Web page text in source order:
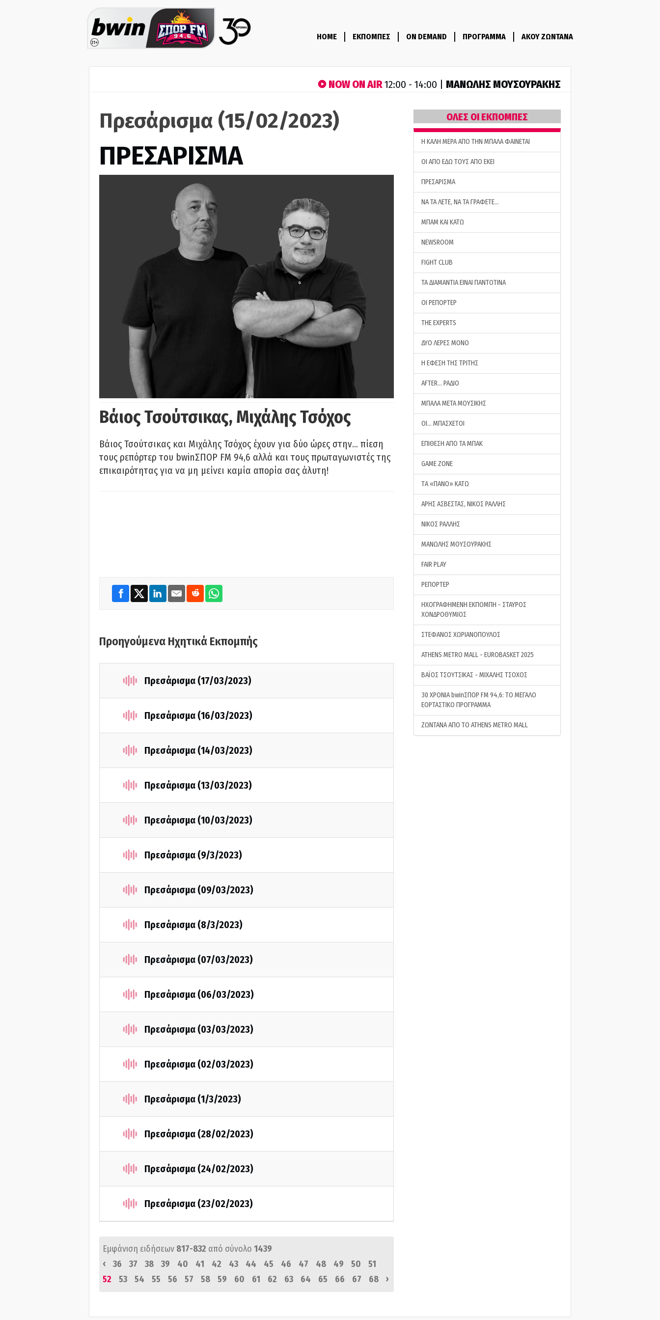
HOME ΕΚΠΟΜΠΕΣ ON DEMAND ΠΡΟΓΡΑΜΜΑ ΑΚΟΥ ΖΩΝΤΑΝΑ
NOW ON AIR12:00 - 14:00 | ΜΑΝΩΛΗΣ ΜΟΥΣΟΥΡΑΚΗΣ
Πρεσάρισμα (15/02/2023)
ΠΡΕΣΑΡΙΣΜΑ
Βάιος Τσούτσικας, Μιχάλης Τσόχος
Βάιος Τσούτσικας και Μιχάλης Τσόχος έχουν για δύο ώρες στην… πίεση
τους ρεπόρτερ του bwinΣΠΟΡ FM 94,6 αλλά και τους πρωταγωνιστές της
επικαιρότητας για να μη μείνει καμία απορία σας άλυτη!
Προηγούμενα Ηχητικά Εκπομπής
Πρεσάρισμα (17/03/2023)
Πρεσάρισμα (16/03/2023)
Πρεσάρισμα (14/03/2023)
Πρεσάρισμα (13/03/2023)
Πρεσάρισμα (10/03/2023)
Πρεσάρισμα (9/3/2023)
Πρεσάρισμα (09/03/2023)
Πρεσάρισμα (8/3/2023)
Πρεσάρισμα (07/03/2023)
Πρεσάρισμα (06/03/2023)
Πρεσάρισμα (03/03/2023)
Πρεσάρισμα (02/03/2023)
Πρεσάρισμα (1/3/2023)
Πρεσάρισμα (28/02/2023)
Πρεσάρισμα (24/02/2023)
Πρεσάρισμα (23/02/2023)
Εμφάνιση ειδήσεων 817-832 από σύνολο 1439
‹
36 37 38 39 40 41 42 43 44 45 46 47 48 49 50
51
52
53 54 55 56 57 58 59 60 61 62 63 64 65 66 67 68 ›
ΟΛΕΣ ΟΙ ΕΚΠΟΜΠΕΣ
H ΚΑΛΗ ΜΕΡΑ ΑΠΟ ΤΗΝ ΜΠΑΛΑ ΦΑΙΝΕΤΑΙ
ΟΙ ΑΠΟ ΕΔΩ ΤΟΥΣ ΑΠΟ ΕΚΕΙ
ΠΡΕΣΑΡΙΣΜΑ
ΝΑ ΤΑ ΛΕΤΕ, ΝΑ ΤΑ ΓΡΑΦΕΤΕ…
ΜΠΑΜ ΚΑΙ ΚΑΤΩ
NEWSROOM
FIGHT CLUB
ΤΑ ΔΙΑΜΑΝΤΙΑ ΕΙΝΑΙ ΠΑΝΤΟΤΙΝΑ
ΟΙ ΡΕΠΟΡΤΕΡ
THE EXPERTS
ΔΥΟ ΛΕΡΕΣ ΜΟΝΟ
Η ΕΦΕΣΗ ΤΗΣ ΤΡΙΤΗΣ
AFTER… ΡΑΔΙΟ
ΜΠΑΛΑ ΜΕΤΑ ΜΟΥΣΙΚΗΣ
ΟΙ… ΜΠΑΣΧΕΤΟΙ
ΕΠΙΘΕΣΗ ΑΠΟ ΤΑ ΜΠΑΚ
GAME ZONE
ΤA «ΠΑΝΟ» ΚΑΤΩ
ΑΡΗΣ ΑΣΒΕΣΤΑΣ, ΝΙΚΟΣ ΡΑΛΛΗΣ
ΝΙΚΟΣ ΡΑΛΛΗΣ
ΜΑΝΩΛΗΣ ΜΟΥΣΟΥΡΑΚΗΣ
FAIR PLAY
ΡΕΠΟΡΤΕΡ
ΗΧΟΓΡΑΦΗΜΕΝΗ ΕΚΠΟΜΠΗ - ΣΤΑΥΡΟΣ
ΧΟΝΔΡΟΘΥΜΙΟΣ
ΣΤΕΦΑΝΟΣ ΧΩΡΙΑΝΟΠΟΥΛΟΣ
ATHENS METRO MALL - EUROBASKET 2025
ΒΑΪΟΣ ΤΣΟΥΤΣΙΚΑΣ - ΜΙΧΑΛΗΣ ΤΣΟΧΟΣ
30 ΧΡΟΝΙΑ bwinΣΠΟΡ FM 94,6: ΤΟ ΜΕΓΑΛΟ
ΕΟΡΤΑΣΤΙΚΟ ΠΡΟΓΡΑΜΜΑ
ΖΩΝΤΑΝΑ ΑΠΟ ΤΟ ATHENS METRO MALL